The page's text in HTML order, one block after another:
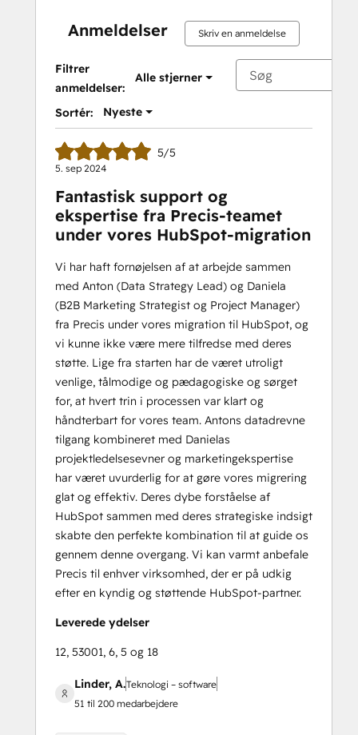
Anmeldelser Skriv en anmeldelse
Filtrer
anmeldelser:
Alle stjerner
Sortér: Nyeste
5/5
5. sep 2024
Fantastisk support og
ekspertise fra Precis-teamet
under vores HubSpot-migration
Vi har haft fornøjelsen af at arbejde sammen
med Anton (Data Strategy Lead) og Daniela
(B2B Marketing Strategist og Project Manager)
fra Precis under vores migration til HubSpot, og
vi kunne ikke være mere tilfredse med deres
støtte. Lige fra starten har de været utroligt
venlige, tålmodige og pædagogiske og sørget
for, at hvert trin i processen var klart og
håndterbart for vores team. Antons datadrevne
tilgang kombineret med Danielas
projektledelsesevner og marketingekspertise
har været uvurderlig for at gøre vores migrering
glat og effektiv. Deres dybe forståelse af
HubSpot sammen med deres strategiske indsigt
skabte den perfekte kombination til at guide os
gennem denne overgang. Vi kan varmt anbefale
Precis til enhver virksomhed, der er på udkig
efter en kyndig og støttende HubSpot-partner.
Leverede ydelser
12, 53001, 6, 5 og 18
Linder, A.Teknologi – software
51 til 200 medarbejdere